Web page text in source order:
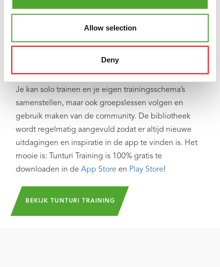
Allow selection
Deny
Op zoek naar hulp, inspiratie of motivatie voor je
Tunturi Training
vind je duizenden
jezelf én je Tunturi-producten te halen.
Je kan solo trainen en je eigen trainingsschema’s
samenstellen, maar ook groepslessen volgen en
gebruik maken van de community. De bibliotheek
wordt regelmatig aangevuld zodat er altijd nieuwe
uitdagingen en inspiratie in de app te vinden is. Het
mooie is: Tunturi Training is 100% gratis te
downloaden in deApp Store en Play Store!
BEKIJK TUNTURI TRAINING